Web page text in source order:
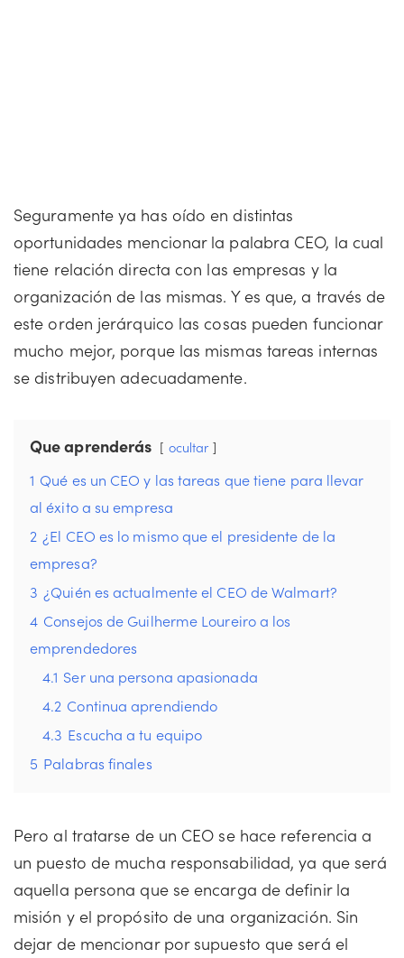
Seguramente ya has oído en distintas
oportunidades mencionar la palabra CEO, la cual
tiene relación directa con las empresas y la
organización de las mismas. Y es que, a través de
este orden jerárquico las cosas pueden funcionar
mucho mejor, porque las mismas tareas internas
se distribuyen adecuadamente.
Que aprenderás ocultar
1 Qué es un CEO y las tareas que tiene para llevar
al éxito a su empresa
2 ¿El CEO es lo mismo que el presidente de la
empresa?
3 ¿Quién es actualmente el CEO de Walmart?
4 Consejos de Guilherme Loureiro a los
emprendedores
4.1 Ser una persona apasionada
4.2 Continua aprendiendo
4.3 Escucha a tu equipo
5 Palabras finales
Pero al tratarse de un CEO se hace referencia a
un puesto de mucha responsabilidad, ya que será
aquella persona que se encarga de definir la
misión y el propósito de una organización. Sin
dejar de mencionar por supuesto que será el